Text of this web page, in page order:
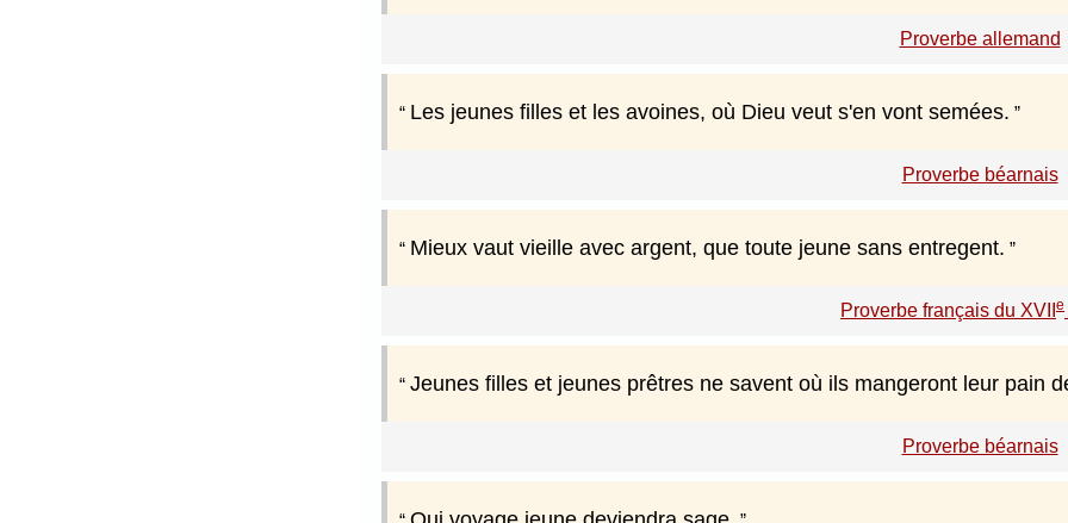
Proverbe allemand
Les jeunes filles et les avoines, où Dieu veut s'en vont semées.
Proverbe béarnais
Mieux vaut vieille avec argent, que toute jeune sans entregent.
Proverbe français du XVII e
Jeunes filles et jeunes prêtres ne savent où ils mangeront leur pain
Proverbe béarnais